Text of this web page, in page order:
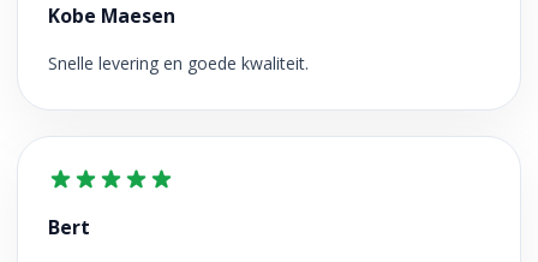
Kobe Maesen
Snelle levering en goede kwaliteit.
Bert